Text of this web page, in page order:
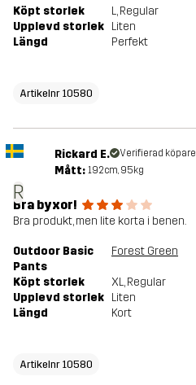
Köpt storlek
L, Regular
Upplevd storlek Liten
Längd
Perfekt
Artikelnr 10580
R
Rickard E. Verifierad köpare
Mått: 192cm, 95kg
Bra byxor!
Bra produkt, men lite korta i benen.
Outdoor Basic
Pants
Forest Green
Köpt storlek XL, Regular
Upplevd storlek Liten
Längd
Kort
Artikelnr 10580